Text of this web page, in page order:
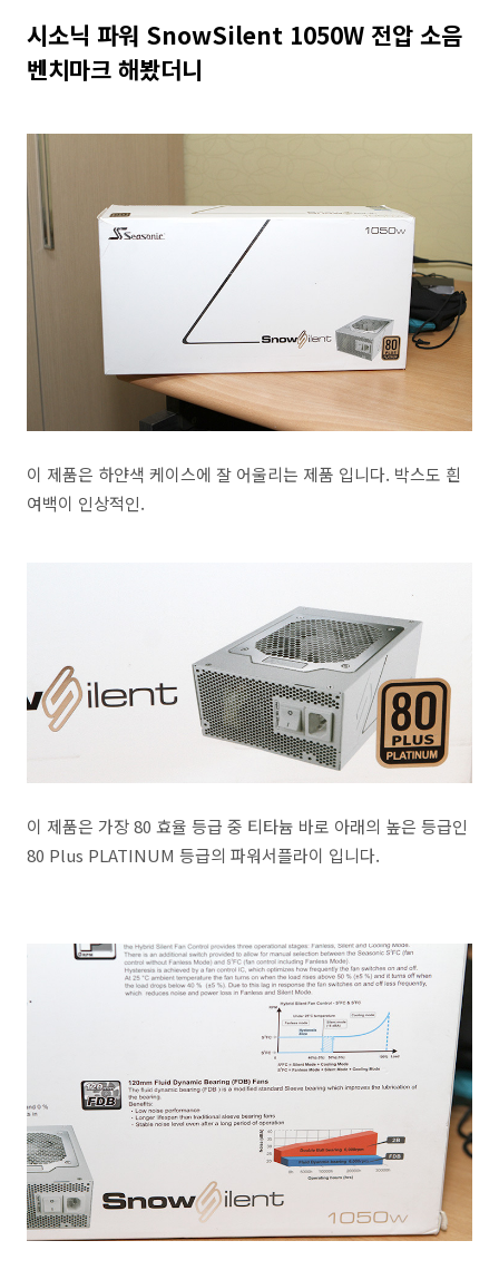
시소닉 파워 SnowSilent 1050W 전압 소음
벤치마크 해봤더니
이 제품은 하얀색 케이스에 잘 어울리는 제품 입니다. 박스도 흰
여백이 인상적인.
이 제품은 가장 80 효율 등급 중 티타늄 바로 아래의 높은 등급인
80 Plus PLATINUM 등급의 파워서플라이 입니다.